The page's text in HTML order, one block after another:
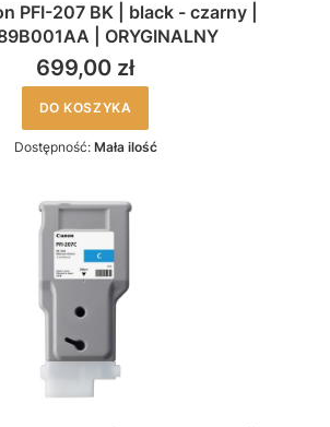
PFI-207 BK | black - czarny |
| ORYGINALNY
699,00 zł
DO KOSZYKA
Dostępność: Mała ilość